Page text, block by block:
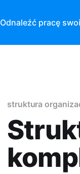
Odnaleźć pracę
struktura